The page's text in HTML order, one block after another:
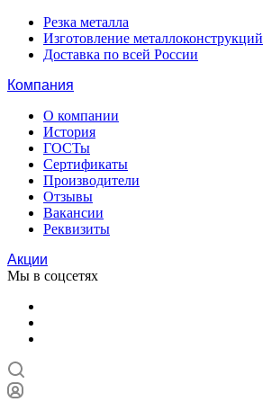
Резка металла
Изготовление металлоконструкций
Доставка по всей России
Компания
О компании
История
ГОСТы
Сертификаты
Производители
Отзывы
Вакансии
Реквизиты
Акции
Мы в соцсетях